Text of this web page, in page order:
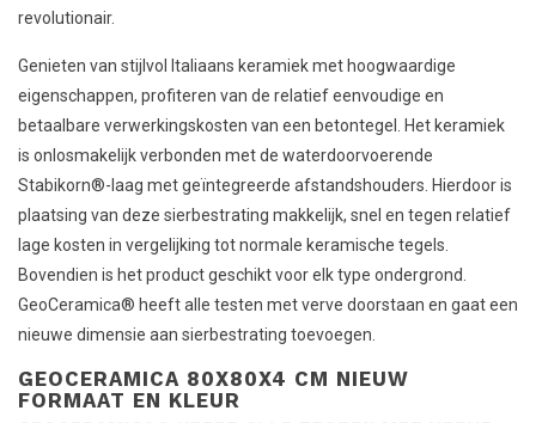
revolutionair.
Genieten van stijlvol Italiaans keramiek met hoogwaardige
eigenschappen, profiteren van de relatief eenvoudige en
betaalbare verwerkingskosten van een betontegel. Het keramiek
is onlosmakelijk verbonden met de waterdoorvoerende
Stabikorn®-laag met geïntegreerde afstandshouders. Hierdoor is
plaatsing van deze sierbestrating makkelijk, snel en tegen relatief
lage kosten in vergelijking tot normale keramische tegels.
Bovendien is het product geschikt voor elk type ondergrond.
GeoCeramica® heeft alle testen met verve doorstaan en gaat een
nieuwe dimensie aan sierbestrating toevoegen.
GEOCERAMICA 80X80X4 CM NIEUW
FORMAAT EN KLEUR